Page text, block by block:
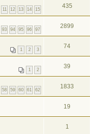
11 12 13 14 15 435
93 94 95 96 97 2899
1 2 3 74
1 2 39
58 59 60 61 62 1833
19
1